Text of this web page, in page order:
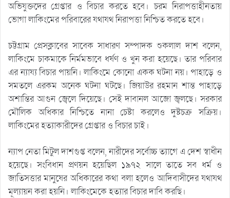
অভিযুক্তদের গ্রেপ্তার ও বিচার করতে হবে। চরম নিরাপত্তাহীনতায়
ভোগা লাকিংমের পরিবারের যথাযথ নিরাপত্তা নিশ্চিত করতে হবে।
চট্টগ্রাম প্রেসক্লাবের সাবেক সাধারণ সম্পাদক শুকলাল দাশ বলেন,
লাকিংমে চাকমাকে নির্মমভাবে ধর্ষণ ও খুন করা হয়েছে। তার পরিবার
এর ন্যায্য বিচার পায়নি। লাকিংমে কোনো একক ঘটনা নয়। পাহাড়ে ও
সমতলে এরকম অনেক ঘটনা ঘটছে। জিয়াউর রহমান শান্ত পাহাড়ে
অশান্তির আগুন জ্বেলে দিয়েছে। সেই দাবানল আজো জ্বলছে। সরকার
মৌলিক অধিকার নিশ্চিতে নানা চেষ্টা করলেও দুষ্টচক্র সক্রিয়।
লাকিংমের হত্যাকারীদের গ্রেপ্তার ও বিচার চাই।
ন্যাপ নেতা মিটুল দাশগুপ্ত বলেন, নারীদের সর্বোচ্চ ত্যাগে এ দেশ স্বাধীন
হয়েছে। সংবিধান প্রণয়ন হয়েছিল ১৯৭২ সালে তাতে সব ধর্ম ও
জাতিসত্তার মানুষের অধিকারের কথা বলা হলেও আদিবাসীদের যথাযথ
মূল্যায়ন করা হয়নি। লাকিংমেকে হত্যার বিচার দাবি করছি।